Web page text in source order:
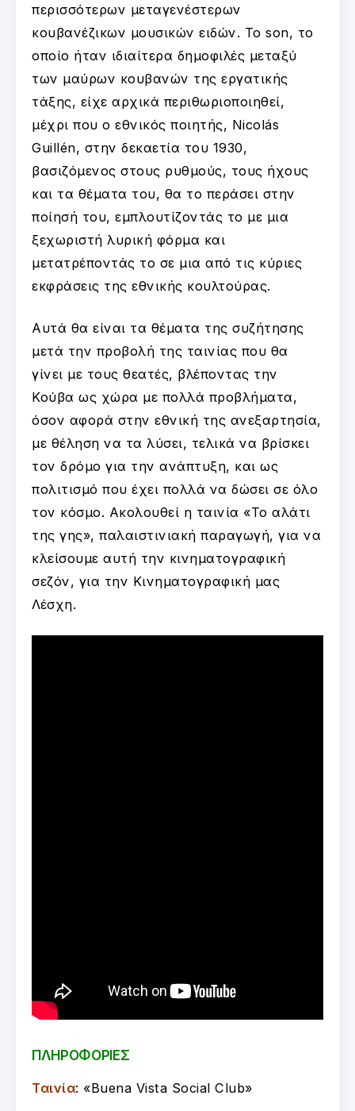
περισσότερων μεταγενέστερων
κουβανέζικων μουσικών ειδών. Το son, το
οποίο ήταν ιδιαίτερα δημοφιλές μεταξύ
των μαύρων κουβανών της εργατικής
τάξης, είχε αρχικά περιθωριοποιηθεί,
μέχρι που ο εθνικός ποιητής, Nicolás
Guillén, στην δεκαετία του 1930,
βασιζόμενος στους ρυθμούς, τους ήχους
και τα θέματα του, θα το περάσει στην
ποίησή του, εμπλουτίζοντάς το με μια
ξεχωριστή λυρική φόρμα και
μετατρέποντάς το σε μια από τις κύριες
εκφράσεις της εθνικής κουλτούρας.
Αυτά θα είναι τα θέματα της συζήτησης
μετά την προβολή της ταινίας που θα
γίνει με τους θεατές, βλέποντας την
Κούβα ως χώρα με πολλά προβλήματα,
όσον αφορά στην εθνική της ανεξαρτησία,
με θέληση να τα λύσει, τελικά να βρίσκει
τον δρόμο για την ανάπτυξη, και ως
πολιτισμό που έχει πολλά να δώσει σε όλο
τον κόσμο. Ακολουθεί η ταινία «Το αλάτι
της γης», παλαιστινιακή παραγωγή, για να
κλείσουμε αυτή την κινηματογραφική
σεζόν, για την Κινηματογραφική μας
Λέσχη.
ΠΛΗΡΟΦΟΡΙΕΣ
Ταινία: «Buena Vista Social Club»